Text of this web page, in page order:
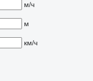
м/ч
м
км/ч